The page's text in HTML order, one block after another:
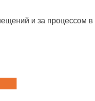
и за процессом